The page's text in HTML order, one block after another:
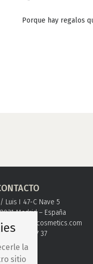
Porque hay regalos
Luis I 47-C Nave 5
Madrid – España
91 778 37 37
la
sitio